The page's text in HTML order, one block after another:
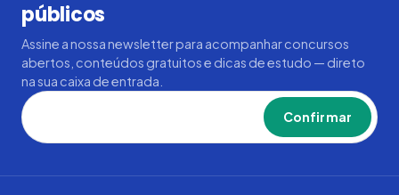
públicos
Assine a nossa newsletter para acompanhar concursos
abertos, conteúdos gratuitos e dicas de estudo — direto
na sua caixa de entrada.
Confirmar